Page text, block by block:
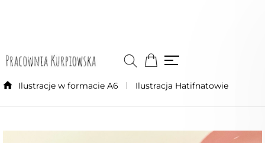
Ilustracje w formacie A6 Ilustracja Hatifnatowie